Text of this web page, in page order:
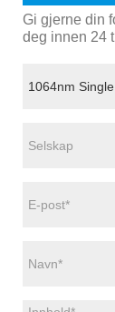
Gi gjerne din
deg innen 24